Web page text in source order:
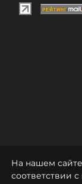
На нашем
соответствии